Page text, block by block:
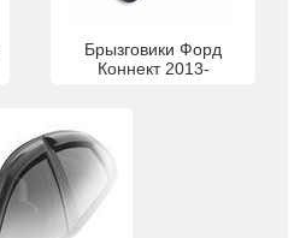
Брызговики Форд
Коннект 2013-